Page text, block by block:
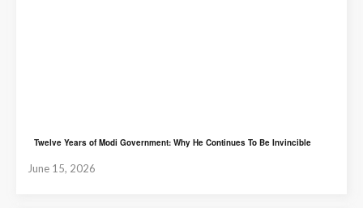
Twelve Years of Modi Government: Why He Continues To Be Invincible
June 15, 2026